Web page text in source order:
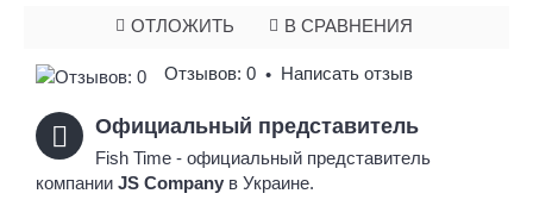
ОТЛОЖИТЬ В СРАВНЕНИЯ
Отзывов: 0 • Написать отзыв
Официальный представитель
Fish Time - официальный представитель
компании JS Company в Украине.